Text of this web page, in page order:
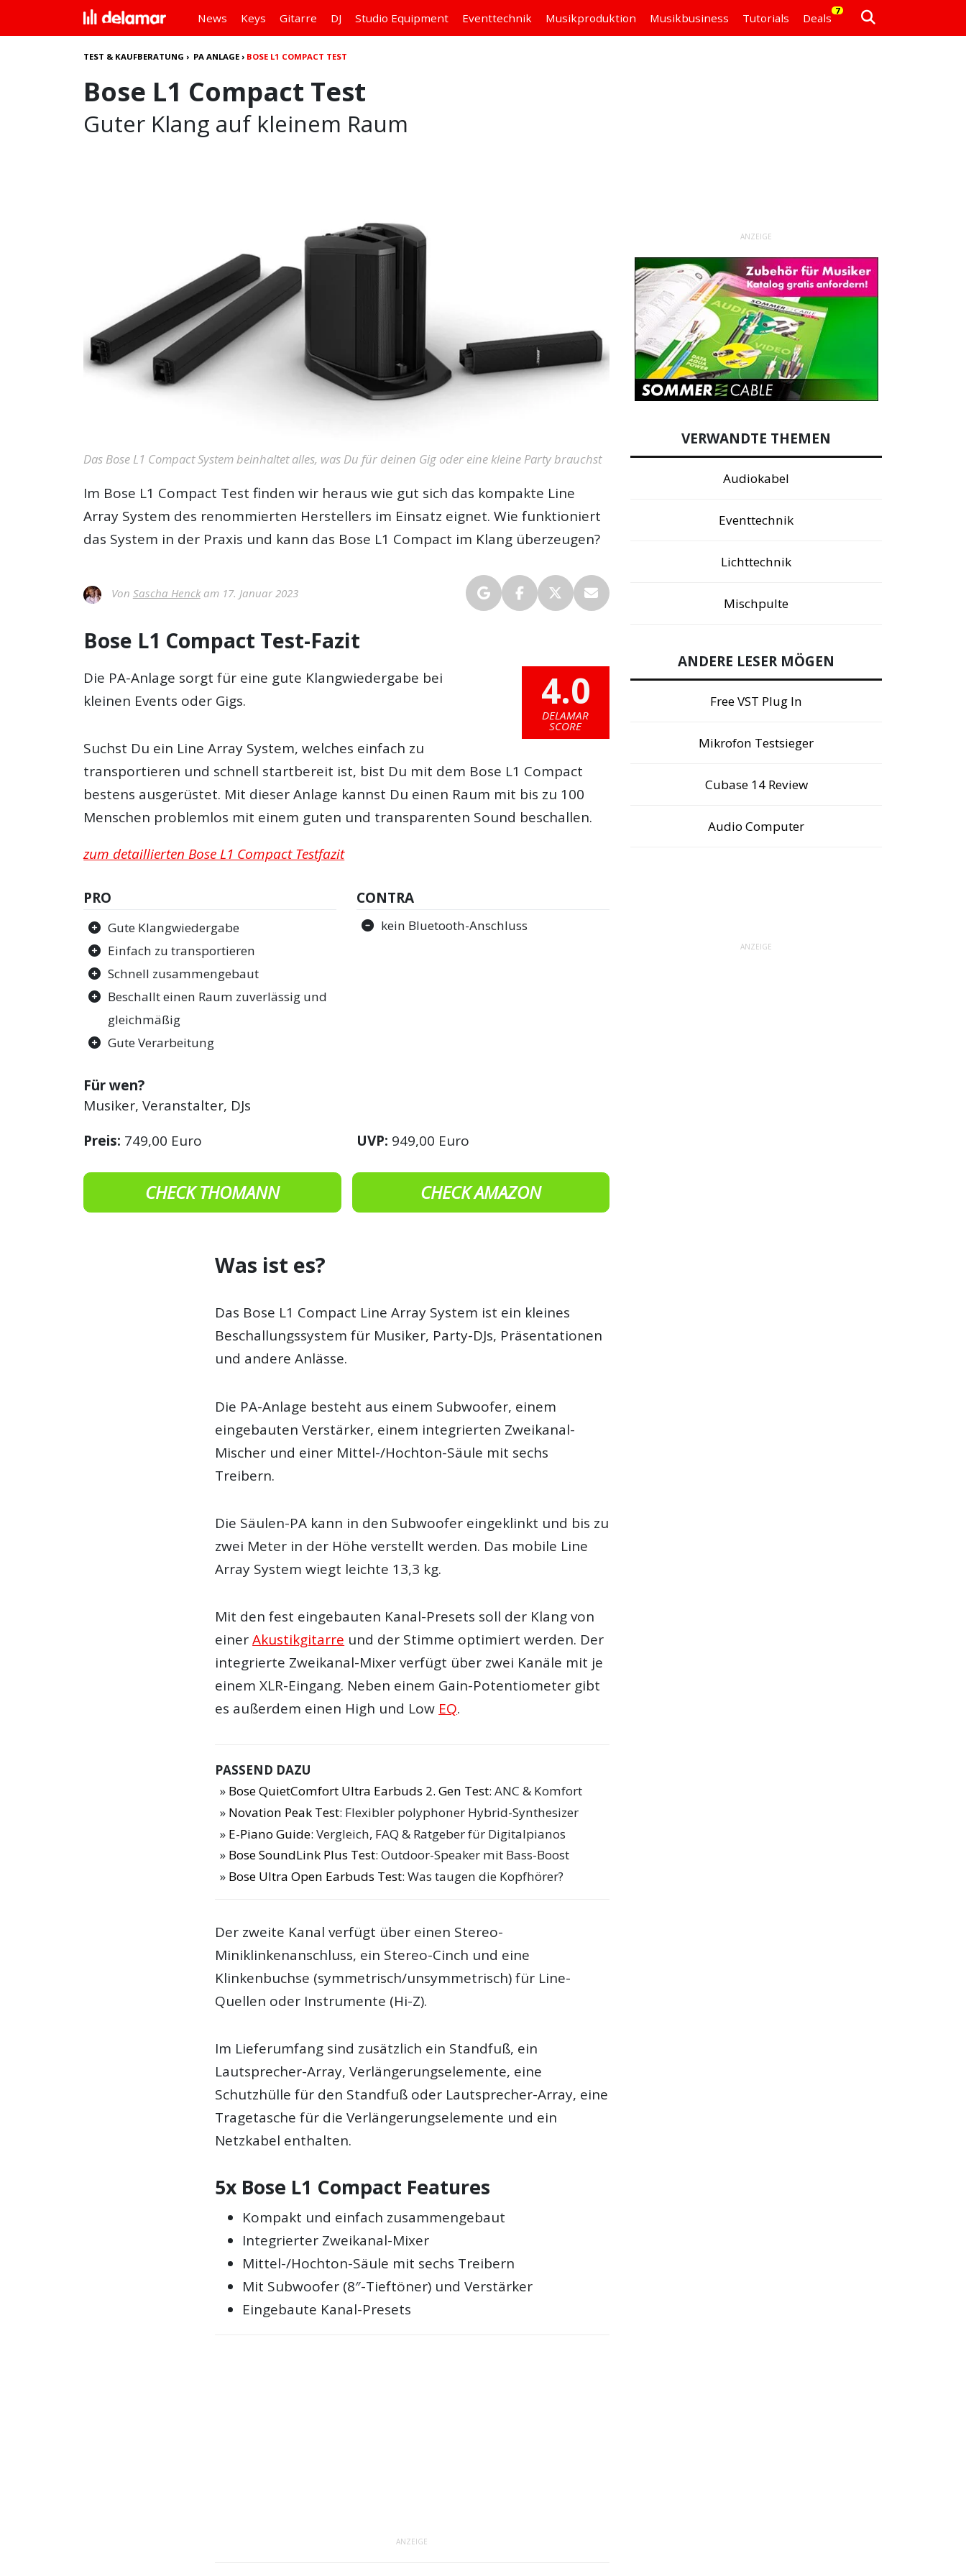
News Keys Gitarre DJ Studio Equipment Eventtechnik Musikproduktion Musikbusiness Tutorials Deals
7
TEST & KAUFBERATUNG › PA ANLAGE › BOSE L1 COMPACT TEST
Bose L1 Compact Test
Guter Klang auf kleinem Raum
Das Bose L1 Compact System beinhaltet alles, was Du für deinen Gig oder eine kleine Party brauchst
Im Bose L1 Compact Test finden wir heraus wie gut sich das kompakte Line
Array System des renommierten Herstellers im Einsatz eignet. Wie funktioniert
das System in der Praxis und kann das Bose L1 Compact im Klang überzeugen?
Von Sascha Henckam 17. Januar 2023
Bose L1 Compact Test-Fazit
4.0
DELAMAR
SCORE
Die PA-Anlage sorgt für eine gute Klangwiedergabe bei
kleinen Events oder Gigs.
Suchst Du ein Line Array System, welches einfach zu
transportieren und schnell startbereit ist, bist Du mit dem Bose L1 Compact
bestens ausgerüstet. Mit dieser Anlage kannst Du einen Raum mit bis zu 100
Menschen problemlos mit einem guten und transparenten Sound beschallen.
zum detaillierten Bose L1 Compact Testfazit
PRO
Gute Klangwiedergabe
Einfach zu transportieren
Schnell zusammengebaut
Beschallt einen Raum zuverlässig und
gleichmäßig
Gute Verarbeitung
CONTRA
kein Bluetooth-Anschluss
Für wen?
Musiker, Veranstalter, DJs
Preis: 749,00 Euro UVP: 949,00 Euro
CHECK THOMANN CHECK AMAZON
Was ist es?
Das Bose L1 Compact Line Array System ist ein kleines
Beschallungssystem für Musiker, Party-DJs, Präsentationen
und andere Anlässe.
Die PA-Anlage besteht aus einem Subwoofer, einem
eingebauten Verstärker, einem integrierten Zweikanal-
Mischer und einer Mittel-/Hochton-Säule mit sechs
Treibern.
Die Säulen-PA kann in den Subwoofer eingeklinkt und bis zu
zwei Meter in der Höhe verstellt werden. Das mobile Line
Array System wiegt leichte 13,3 kg.
Mit den fest eingebauten Kanal-Presets soll der Klang von
einerAkustikgitarre und der Stimme optimiert werden. Der
integrierte Zweikanal-Mixer verfügt über zwei Kanäle mit je
einem XLR-Eingang. Neben einem Gain-Potentiometer gibt
es außerdem einen High und Low EQ.
PASSEND DAZU
Bose QuietComfort Ultra Earbuds 2. Gen Test: ANC & Komfort
Novation Peak Test: Flexibler polyphoner Hybrid-Synthesizer
E-Piano Guide: Vergleich, FAQ & Ratgeber für Digitalpianos
Bose SoundLink Plus Test: Outdoor-Speaker mit Bass-Boost
Bose Ultra Open Earbuds Test: Was taugen die Kopfhörer?
Der zweite Kanal verfügt über einen Stereo-
Miniklinkenanschluss, ein Stereo-Cinch und eine
Klinkenbuchse (symmetrisch/unsymmetrisch) für Line-
Quellen oder Instrumente (Hi-Z).
Im Lieferumfang sind zusätzlich ein Standfuß, ein
Lautsprecher-Array, Verlängerungselemente, eine
Schutzhülle für den Standfuß oder Lautsprecher-Array, eine
Tragetasche für die Verlängerungselemente und ein
Netzkabel enthalten.
5x Bose L1 Compact Features
Kompakt und einfach zusammengebaut
Integrierter Zweikanal-Mixer
Mittel-/Hochton-Säule mit sechs Treibern
Mit Subwoofer (8″-Tieftöner) und Verstärker
Eingebaute Kanal-Presets
ANZEIGE
ANZEIGE
VERWANDTE THEMEN
Audiokabel
Eventtechnik
Lichttechnik
Mischpulte
ANDERE LESER MÖGEN
Free VST Plug In
Mikrofon Testsieger
Cubase 14 Review
Audio Computer
ANZEIGE